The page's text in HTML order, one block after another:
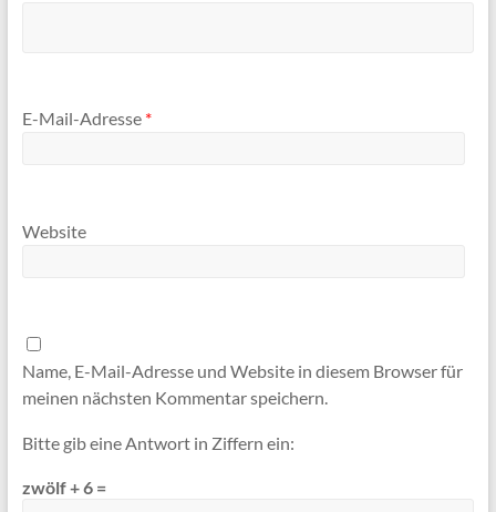
E-Mail-Adresse *
Website
Name, E-Mail-Adresse und Website in diesem Browser für
meinen nächsten Kommentar speichern.
Bitte gib eine Antwort in Ziffern ein:
zwölf + 6 =